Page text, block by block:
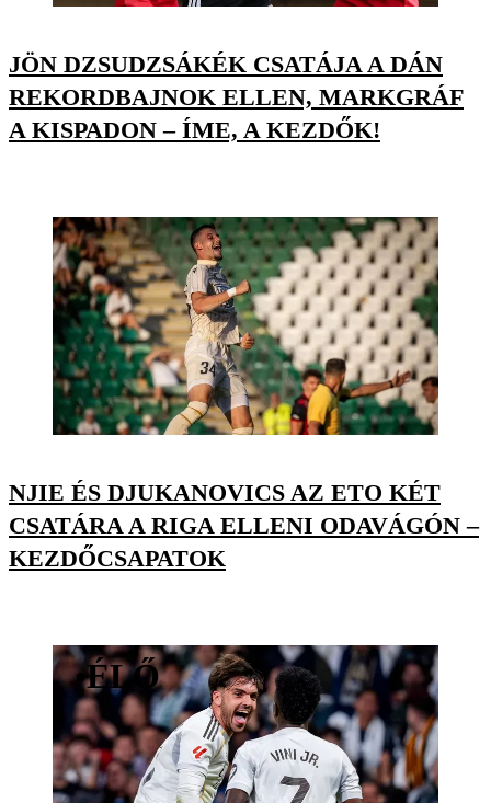
JÖN DZSUDZSÁKÉK CSATÁJA A DÁN
REKORDBAJNOK ELLEN, MARKGRÁF
A KISPADON – ÍME, A KEZDŐK!
NJIE ÉS DJUKANOVICS AZ ETO KÉT
CSATÁRA A RIGA ELLENI ODAVÁGÓN –
KEZDŐCSAPATOK
•ÉLŐ